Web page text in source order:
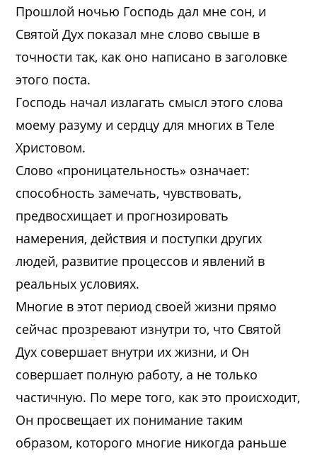
Прошлой ночью Господь дал мне сон, и
Святой Дух показал мне слово свыше в
точности так, как оно написано в заголовке
этого поста.
Господь начал излагать смысл этого слова
моему разуму и сердцу для многих в Теле
Христовом.
Слово «проницательность» означает:
способность замечать, чувствовать,
предвосхищает и прогнозировать
намерения, действия и поступки других
людей, развитие процессов и явлений в
реальных условиях.
Многие в этот период своей жизни прямо
сейчас прозревают изнутри то, что Святой
Дух совершает внутри их жизни, и Он
совершает полную работу, а не только
частичную. По мере того, как это происходит,
Он просвещает их понимание таким
образом, которого многие никогда раньше